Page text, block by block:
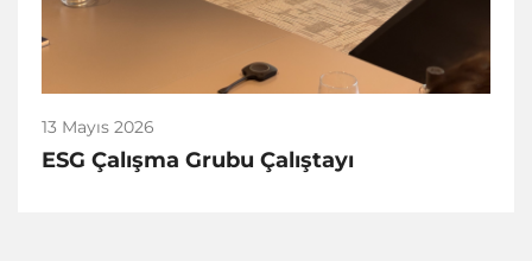
13 Mayıs 2026
ESG Çalışma Grubu Çalıştayı